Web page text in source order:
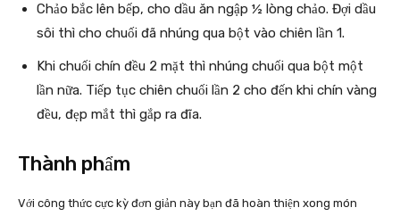
Chảo bắc lên bếp, cho dầu ăn ngập ½ lòng chảo. Đợi dầu
sôi thì cho chuối đã nhúng qua bột vào chiên lần 1.
Khi chuối chín đều 2 mặt thì nhúng chuối qua bột một
lần nữa. Tiếp tục chiên chuối lần 2 cho đến khi chín vàng
đều, đẹp mắt thì gắp ra đĩa.
Thành phẩm
Với công thức cực kỳ đơn giản này bạn đã hoàn thiện xong món